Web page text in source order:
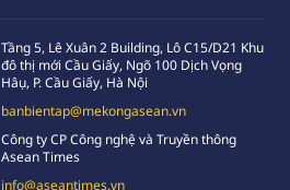
Tầng 5, Lê Xuân 2 Building, Lô C15/D21 Khu
đô thị mới Cầu Giấy, Ngõ 100 Dịch Vọng
Hâụ, P. Cầu Giấy, Hà Nội
banbientap@mekongasean.vn
Công ty CP Công nghệ và Truyền thông
Asean Times
info@aseantimes.vn